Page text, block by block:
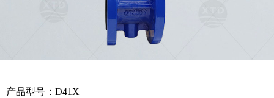
产品型号：D41X